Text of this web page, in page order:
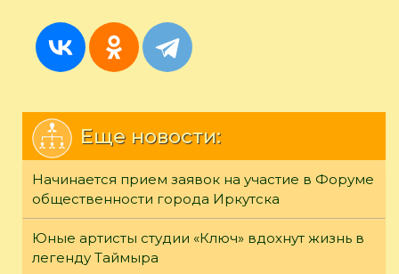
Еще новости:
Начинается прием заявок на участие в Форуме
общественности города Иркутска
Юные артисты студии «Ключ» вдохнут жизнь в
легенду Таймыра